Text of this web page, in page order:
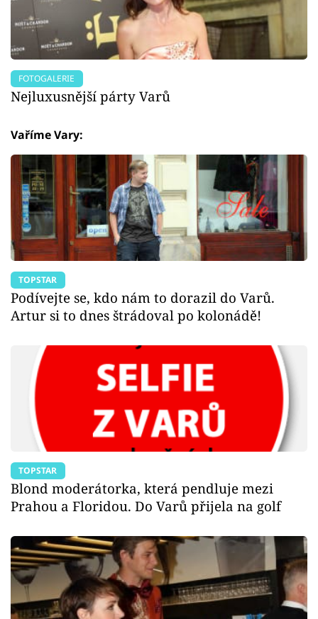
FOTOGALERIE
Nejluxusnější párty Varů
Vaříme Vary:
TOPSTAR
Podívejte se, kdo nám to dorazil do Varů.
Artur si to dnes štrádoval po kolonádě!
TOPSTAR
Blond moderátorka, která pendluje mezi
Prahou a Floridou. Do Varů přijela na golf